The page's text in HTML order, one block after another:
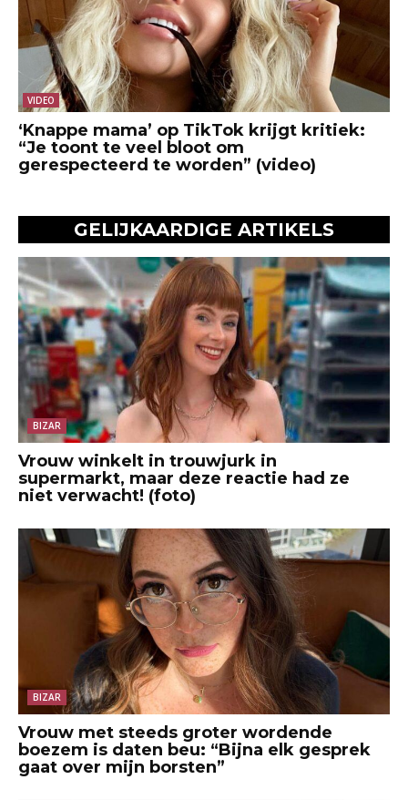
VIDEO
‘Knappe mama’ op TikTok krijgt kritiek:
“Je toont te veel bloot om
gerespecteerd te worden” (video)
GELIJKAARDIGE ARTIKELS
BIZAR
Vrouw winkelt in trouwjurk in
supermarkt, maar deze reactie had ze
niet verwacht! (foto)
BIZAR
Vrouw met steeds groter wordende
boezem is daten beu: “Bijna elk gesprek
gaat over mijn borsten”